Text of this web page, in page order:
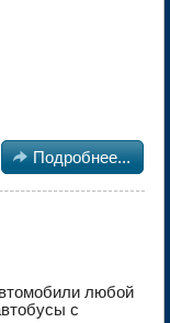
 Подробнее...
любoй
с